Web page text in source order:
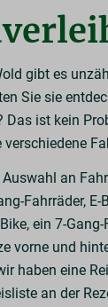
gibt es
Sie sie
Das ist kein
an
Fahrräder, E-
ein 7-
vorne und
haben eine
an der